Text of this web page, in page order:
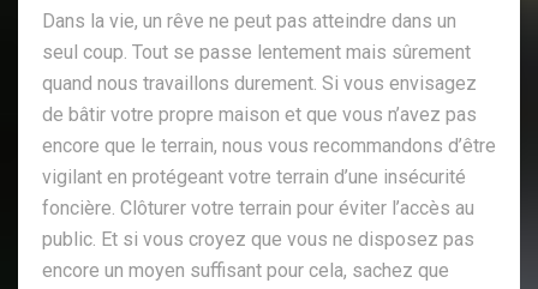
Dans la vie, un rêve ne peut pas atteindre dans un
seul coup. Tout se passe lentement mais sûrement
quand nous travaillons durement. Si vous envisagez
de bâtir votre propre maison et que vous n’avez pas
encore que le terrain, nous vous recommandons d’être
vigilant en protégeant votre terrain d’une insécurité
foncière. Clôturer votre terrain pour éviter l’accès au
public. Et si vous croyez que vous ne disposez pas
encore un moyen suffisant pour cela, sachez que